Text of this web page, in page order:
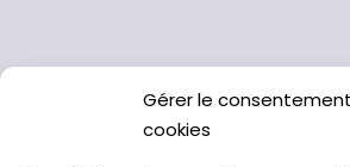
Gérer le
cookies